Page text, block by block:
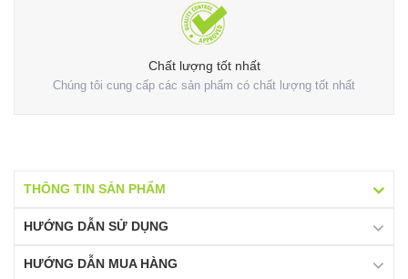
Chất lượng tốt nhất
Chúng tôi cung cấp các sản phẩm có chất lượng tốt nhất
THÔNG TIN SẢN PHẨM
HƯỚNG DẪN SỬ DỤNG
HƯỚNG DẪN MUA HÀNG